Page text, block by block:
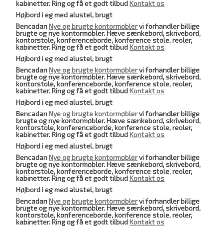
kabinetter. Ring og få et godt tilbudKontakt os
Højbord i eg med alustel, brugt
BencadanNye og brugte kontormøblervi forhandler billige
brugte og nye kontormøbler. Hæve sænkebord, skrivebord,
kontorstole, konferenceborde, konference stole, reoler,
kabinetter. Ring og få et godt tilbudKontakt os
Højbord i eg med alustel, brugt
BencadanNye og brugte kontormøblervi forhandler billige
brugte og nye kontormøbler. Hæve sænkebord, skrivebord,
kontorstole, konferenceborde, konference stole, reoler,
kabinetter. Ring og få et godt tilbudKontakt os
Højbord i eg med alustel, brugt
BencadanNye og brugte kontormøblervi forhandler billige
brugte og nye kontormøbler. Hæve sænkebord, skrivebord,
kontorstole, konferenceborde, konference stole, reoler,
kabinetter. Ring og få et godt tilbudKontakt os
Højbord i eg med alustel, brugt
BencadanNye og brugte kontormøblervi forhandler billige
brugte og nye kontormøbler. Hæve sænkebord, skrivebord,
kontorstole, konferenceborde, konference stole, reoler,
kabinetter. Ring og få et godt tilbudKontakt os
Højbord i eg med alustel, brugt
BencadanNye og brugte kontormøblervi forhandler billige
brugte og nye kontormøbler. Hæve sænkebord, skrivebord,
kontorstole, konferenceborde, konference stole, reoler,
kabinetter. Ring og få et godt tilbudKontakt os